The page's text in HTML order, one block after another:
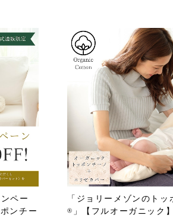
ペー
ンチー
「ジョリーメゾンのトッ
®」【フルオーガニック